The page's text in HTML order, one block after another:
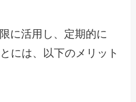
に活用し、定期的に
には、以下のメリット